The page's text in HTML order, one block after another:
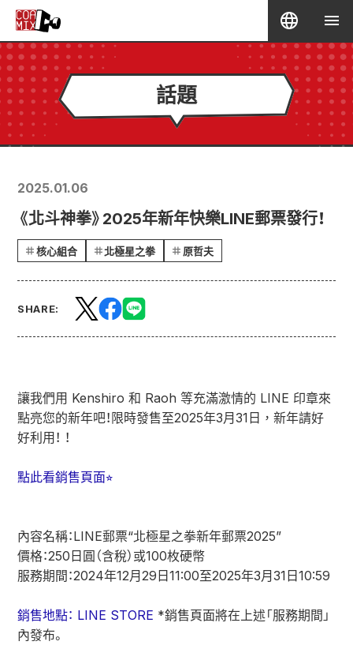
話題
2025.01.06
《北斗神拳》2025年新年快樂LINE郵票發行！
核心組合 北極星之拳 原哲夫
SHARE:
讓我們用 Kenshiro 和 Raoh 等充滿激情的 LINE 印章來
點亮您的新年吧！限時發售至2025年3月31日，新年請好
好利用！ ！
點此看銷售頁面⭐︎
內容名稱：LINE郵票“北極星之拳新年郵票2025”
價格：250日圓（含稅）或100枚硬幣
服務期間：2024年12月29日11:00至2025年3月31日10:59
銷售地點： LINE STORE *銷售頁面將在上述「服務期間」
內發布。